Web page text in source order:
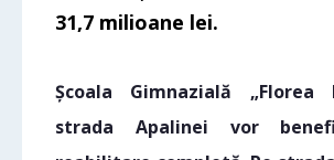
31,7 milioane lei.
Școala Gimnazială „Florea
strada Apalinei vor